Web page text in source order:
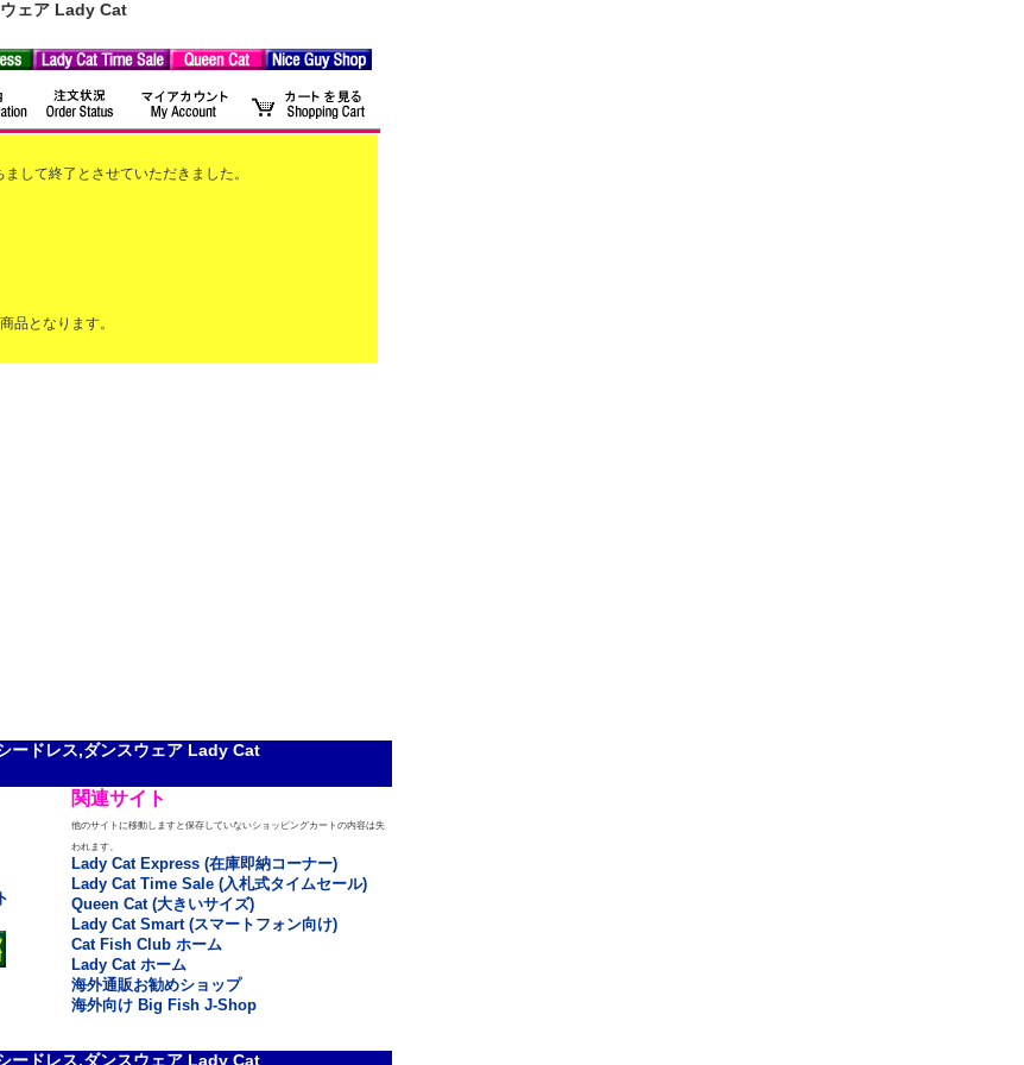
ェア Lady Cat
して終了とさせていただきました。
品となります。
ードレス,ダンスウェア Lady Cat
関連サイト
他のサイトに移動しますと保存していないショッピングカートの内容は失
われます。
Lady Cat Express (在庫即納コーナー)
Lady Cat Time Sale (入札式タイムセール)
Queen Cat (大きいサイズ)
Lady Cat Smart (スマートフォン向け)
Cat Fish Club ホーム
Lady Cat ホーム
海外通販お勧めショップ
海外向け Big Fish J-Shop
ードレス,ダンスウェア Lady Cat